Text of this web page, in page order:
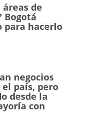
de
Bogotá
para hacerlo
negocios
país, pero
desde la
con